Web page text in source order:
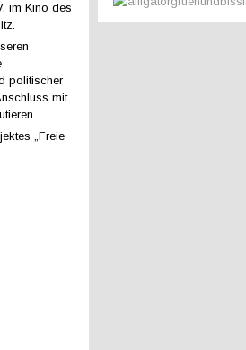
im Kino des
politischer
mit
„Freie